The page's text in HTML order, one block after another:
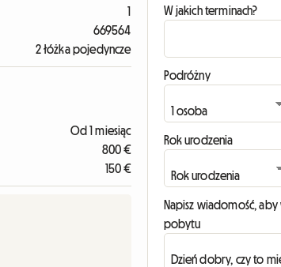
1
669564
2 łóżka pojedyncze
Od 1 miesiąc
800 €
150 €
W jakich terminach?
Podróżny
Rok urodzenia
Napisz wiadomość,
pobytu